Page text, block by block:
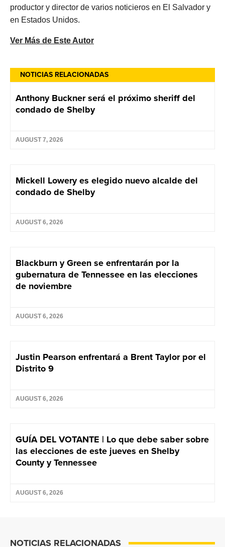
NOTICIAS RELACIONADAS
Anthony Buckner será el próximo sheriff del
condado de Shelby
AUGUST 7, 2026
Mickell Lowery es elegido nuevo alcalde del
condado de Shelby
AUGUST 6, 2026
Blackburn y Green se enfrentarán por la
gubernatura de Tennessee en las elecciones
de noviembre
AUGUST 6, 2026
Justin Pearson enfrentará a Brent Taylor por el
Distrito 9
AUGUST 6, 2026
GUÍA DEL VOTANTE | Lo que debe saber sobre
las elecciones de este jueves en Shelby
County y Tennessee
AUGUST 6, 2026
productor y director de varios noticieros en El Salvador y
en Estados Unidos.
Ver Más de Este Autor
NOTICIAS RELACIONADAS